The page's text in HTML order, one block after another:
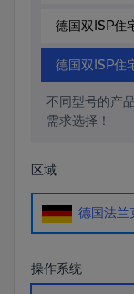
德国双ISP
德国双ISP
不同型号的产
需求选择！
区域
德国法兰
操作系统